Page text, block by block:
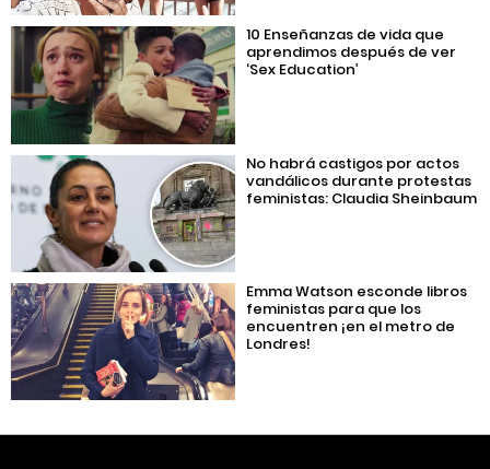
10 Enseñanzas de vida que
aprendimos después de ver
‘Sex Education’
No habrá castigos por actos
vandálicos durante protestas
feministas: Claudia Sheinbaum
Emma Watson esconde libros
feministas para que los
encuentren ¡en el metro de
Londres!